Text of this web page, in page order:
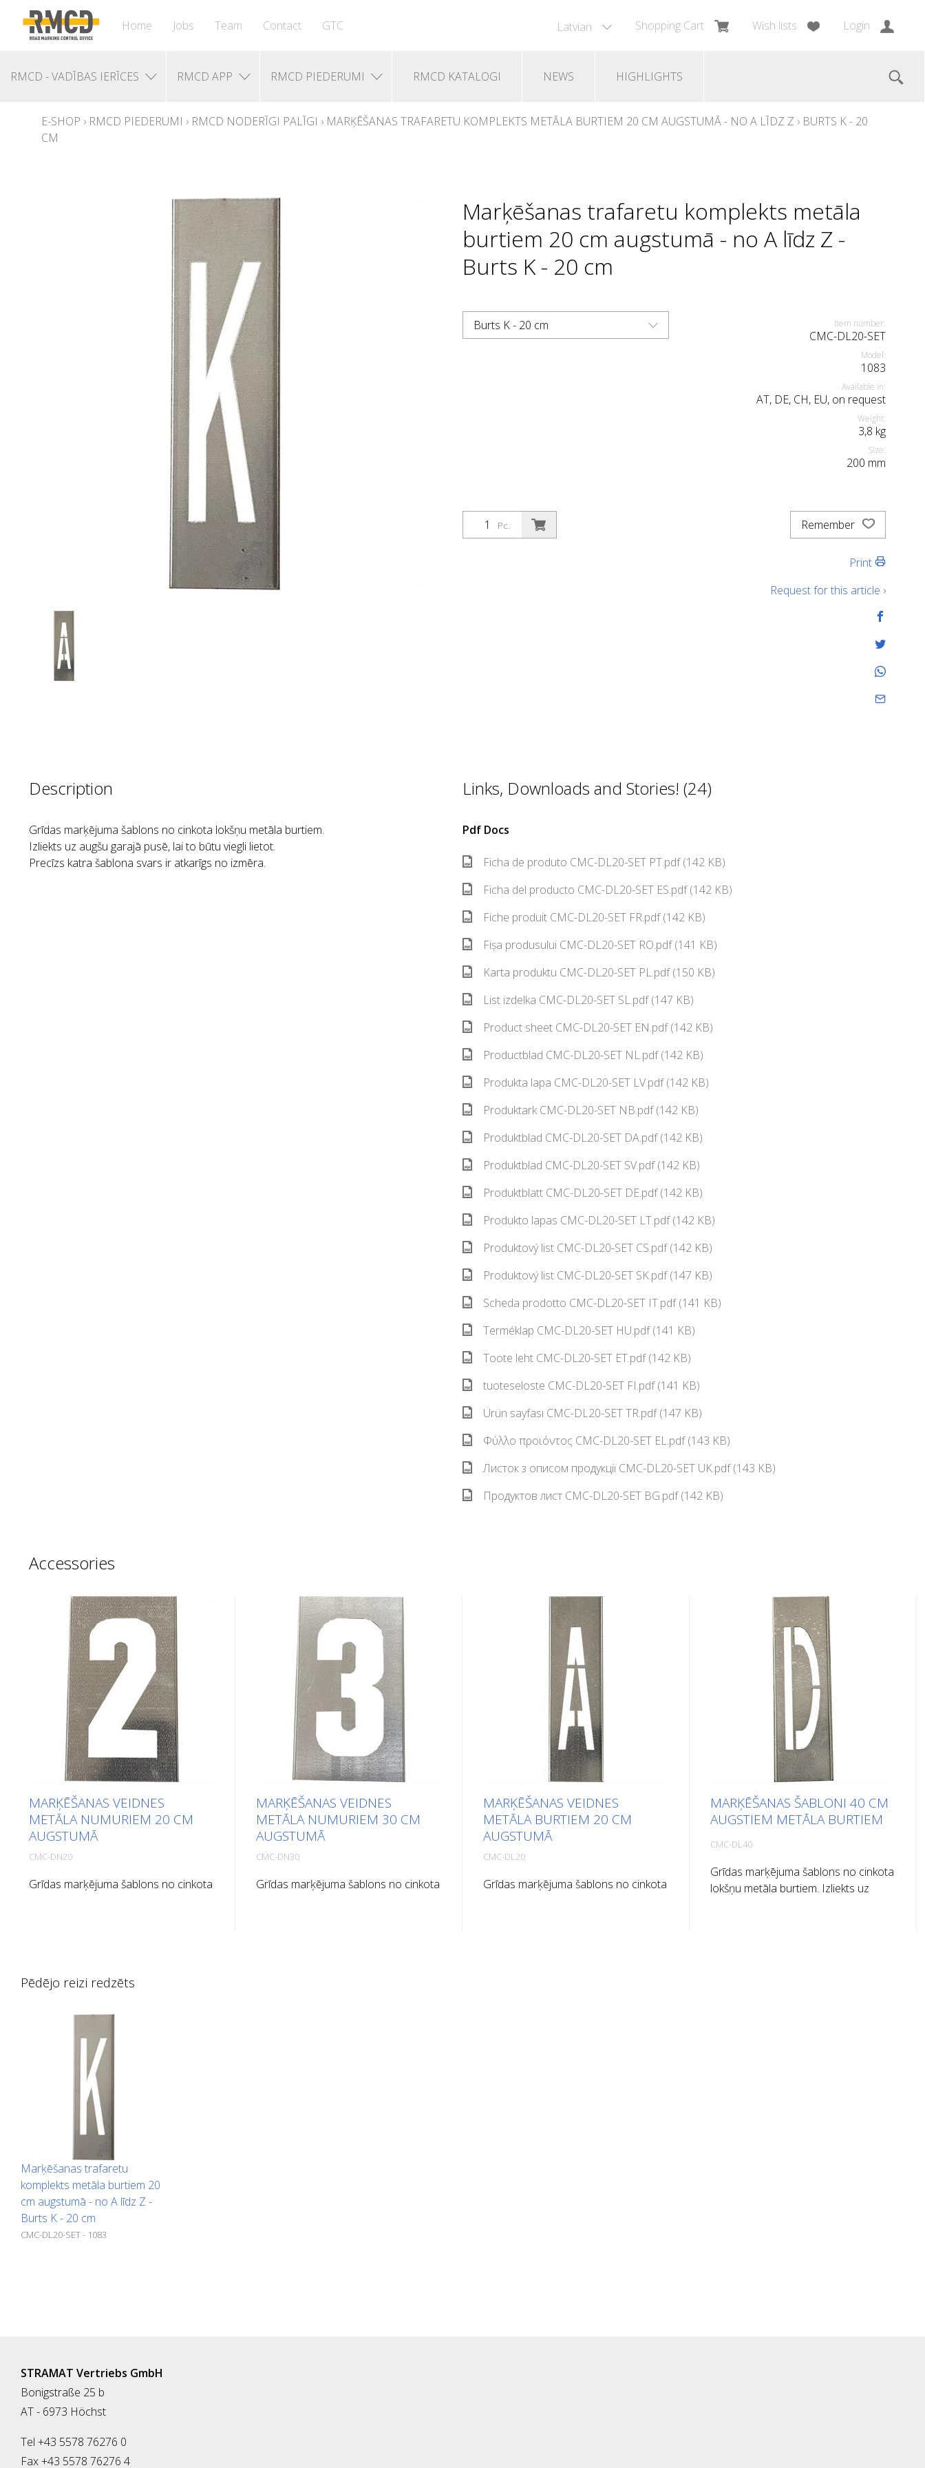
Latvian Shopping Cart Wish lists Login
Home Jobs Team Contact GTC
RMCD - VADĪBAS IERĪCES RMCD APP RMCD PIEDERUMI RMCD KATALOGI NEWS HIGHLIGHTS
E-SHOP › RMCD PIEDERUMI › RMCD NODERĪGI PALĪGI › MARĶĒŠANAS TRAFARETU KOMPLEKTS METĀLA BURTIEM 20 CM AUGSTUMĀ - NO A LĪDZ Z › BURTS K - 20
CM
Marķēšanas trafaretu komplekts metāla
burtiem 20 cm augstumā - no A līdz Z -
Burts K - 20 cm
Burts K - 20 cm Item number:
CMC-DL20-SET
Model:
1083
Available in:
AT, DE, CH, EU, on request
Weight:
3,8 kg
Size:
200 mm
Pc. Remember
Print
Request for this article ›
Description
Grīdas marķējuma šablons no cinkota lokšņu metāla burtiem.
Izliekts uz augšu garajā pusē, lai to būtu viegli lietot.
Precīzs katra šablona svars ir atkarīgs no izmēra.
Links, Downloads and Stories! (24)
Pdf Docs
Ficha de produto CMC-DL20-SET PT.pdf (142 KB)
Ficha del producto CMC-DL20-SET ES.pdf (142 KB)
Fiche produit CMC-DL20-SET FR.pdf (142 KB)
Fișa produsului CMC-DL20-SET RO.pdf (141 KB)
Karta produktu CMC-DL20-SET PL.pdf (150 KB)
List izdelka CMC-DL20-SET SL.pdf (147 KB)
Product sheet CMC-DL20-SET EN.pdf (142 KB)
Productblad CMC-DL20-SET NL.pdf (142 KB)
Produkta lapa CMC-DL20-SET LV.pdf (142 KB)
Produktark CMC-DL20-SET NB.pdf (142 KB)
Produktblad CMC-DL20-SET DA.pdf (142 KB)
Produktblad CMC-DL20-SET SV.pdf (142 KB)
Produktblatt CMC-DL20-SET DE.pdf (142 KB)
Produkto lapas CMC-DL20-SET LT.pdf (142 KB)
Produktový list CMC-DL20-SET CS.pdf (142 KB)
Produktový list CMC-DL20-SET SK.pdf (147 KB)
Scheda prodotto CMC-DL20-SET IT.pdf (141 KB)
Terméklap CMC-DL20-SET HU.pdf (141 KB)
Toote leht CMC-DL20-SET ET.pdf (142 KB)
tuoteseloste CMC-DL20-SET FI.pdf (141 KB)
Ürün sayfası CMC-DL20-SET TR.pdf (147 KB)
Φύλλο προϊόντος CMC-DL20-SET EL.pdf (143 KB)
Листок з описом продукції CMC-DL20-SET UK.pdf (143 KB)
Продуктов лист CMC-DL20-SET BG.pdf (142 KB)
Accessories
MARĶĒŠANAS VEIDNES
METĀLA NUMURIEM 20 CM
AUGSTUMĀ
CMC-DN20
Grīdas marķējuma šablons no cinkota
MARĶĒŠANAS VEIDNES
METĀLA NUMURIEM 30 CM
AUGSTUMĀ
CMC-DN30
Grīdas marķējuma šablons no cinkota
MARĶĒŠANAS VEIDNES
METĀLA BURTIEM 20 CM
AUGSTUMĀ
CMC-DL20
Grīdas marķējuma šablons no cinkota
MARĶĒŠANAS ŠABLONI 40 CM
AUGSTIEM METĀLA BURTIEM
CMC-DL40
Grīdas marķējuma šablons no cinkota
lokšņu metāla burtiem. Izliekts uz
Pēdējo reizi redzēts
Marķēšanas trafaretu
komplekts metāla burtiem 20
cm augstumā - no A līdz Z -
Burts K - 20 cm
CMC-DL20-SET - 1083
STRAMAT Vertriebs GmbH
Bonigstraße 25 b
AT - 6973 Höchst
Tel +43 5578 76276 0
Fax +43 5578 76276 4